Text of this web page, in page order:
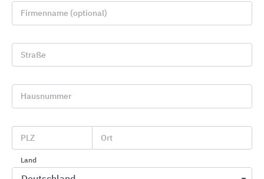
CAPAROL Farben Lacke Bautenschutz
Firmenname (optional)
Straße
Hausnummer
PLZ Ort
Land